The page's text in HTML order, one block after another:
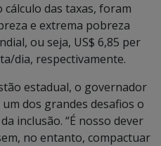
cálculo das taxas, foram
e extrema pobreza
ou seja, US$ 6,85 per
dia, respectivamente.
estadual, o governador
dos grandes desafios o
inclusão. “É nosso dever
no entanto, compactuar